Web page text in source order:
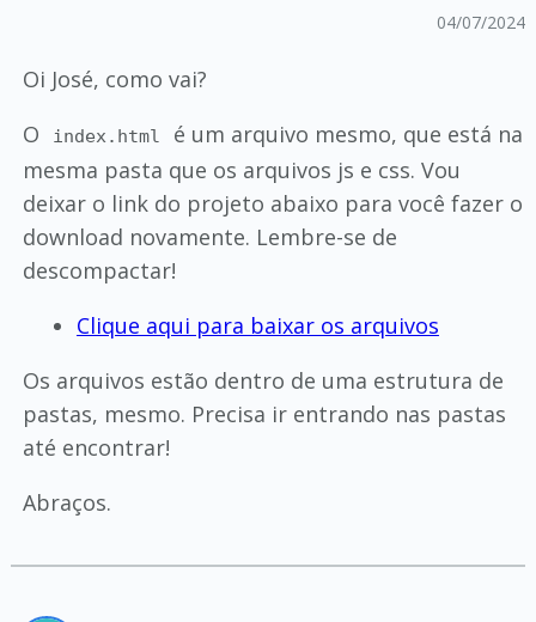
04/07/2024
Oi José, como vai?
O
index.html
é um arquivo mesmo, que está na
mesma pasta que os arquivos js e css. Vou
deixar o link do projeto abaixo para você fazer o
download novamente. Lembre-se de
descompactar!
Clique aqui para baixar os arquivos
Os arquivos estão dentro de uma estrutura de
pastas, mesmo. Precisa ir entrando nas pastas
até encontrar!
Abraços.